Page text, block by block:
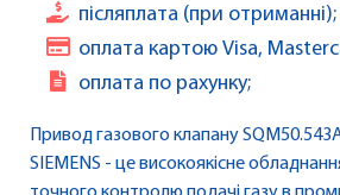
післяплата (при отриманні);
оплата картою Visa,
оплата по рахунку;
Привод газового клапану
SIEMENS - це високоякісне